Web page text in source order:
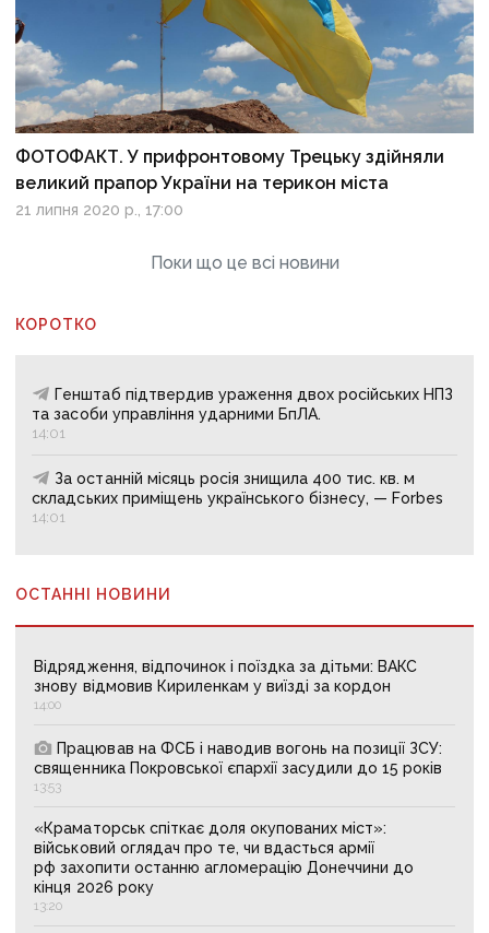
ФОТОФАКТ. У прифронтовому Трецьку здійняли
великий прапор України на терикон міста
21 липня 2020 р., 17:00
Поки що це всі новини
КОРОТКО
Генштаб підтвердив ураження двох російських НПЗ
та засоби управління ударними БпЛА.
14:01
За останній місяць росія знищила 400 тис. кв. м
складських приміщень українського бізнесу, — Forbes
14:01
ОСТАННІ НОВИНИ
Відрядження, відпочинок і поїздка за дітьми: ВАКС
знову відмовив Кириленкам у виїзді за кордон
14:00
Працював на ФСБ і наводив вогонь на позиції ЗСУ:
священника Покровської єпархії засудили до 15 років
13:53
«Краматорськ спіткає доля окупованих міст»:
військовий оглядач про те, чи вдасться армії
рф захопити останню агломерацію Донеччини до
кінця 2026 року
13:20